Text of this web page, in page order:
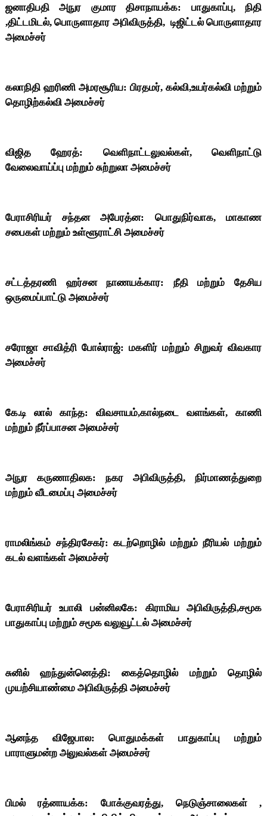
ஜனாதிபதி அநுர குமார திசாநாயக்க: பாதுகாப்பு, நிதி
,திட்டமிடல், பொருளாதார அபிவிருத்தி, டிஜிட்டல் பொருளாதார
அமைச்சர்
கலாநிதி ஹரிணி அமரசூரிய: பிரதமர், கல்வி,உயர்கல்வி மற்றும்
தொழிற்கல்வி அமைச்சர்
விஜித ஹேரத்: வெளிநாட்டலுவல்கள், வெளிநாட்டு
வேலைவாய்ப்பு மற்றும் சுற்றுலா அமைச்சர்
பேராசிரியர் சந்தன அபேரத்ன: பொதுநிர்வாக, மாகாண
சபைகள் மற்றும் உள்ளூராட்சி அமைச்சர்
சட்டத்தரணி ஹர்சன நாணயக்கார: நீதி மற்றும் தேசிய
ஒருமைப்பாட்டு அமைச்சர்
சரோஜா சாவித்ரி போல்ராஜ்: மகளிர் மற்றும் சிறுவர் விவகார
அமைச்சர்
கே.டி லால் காந்த: விவசாயம்,கால்நடை வளங்கள், காணி
மற்றும் நீர்ப்பாசன அமைச்சர்
அநுர கருணாதிலக: நகர அபிவிருத்தி, நிர்மாணத்துறை
மற்றும் வீடமைப்பு அமைச்சர்
ராமலிங்கம் சந்திரசேகர்: கடற்றொழில் மற்றும் நீரியல் மற்றும்
கடல் வளங்கள் அமைச்சர்
பேராசிரியர் உபாலி பன்னிலகே: கிராமிய அபிவிருத்தி,சமூக
பாதுகாப்பு மற்றும் சமூக வலுவூட்டல் அமைச்சர்
சுனில் ஹந்துன்னெத்தி: கைத்தொழில் மற்றும் தொழில்
முயற்சியாண்மை அபிவிருத்தி அமைச்சர்
ஆனந்த விஜேபால: பொதுமக்கள் பாதுகாப்பு மற்றும்
பாராளுமன்ற அலுவல்கள் அமைச்சர்
பிமல் ரத்னாயக்க: போக்குவரத்து, நெடுஞ்சாலைகள் ,